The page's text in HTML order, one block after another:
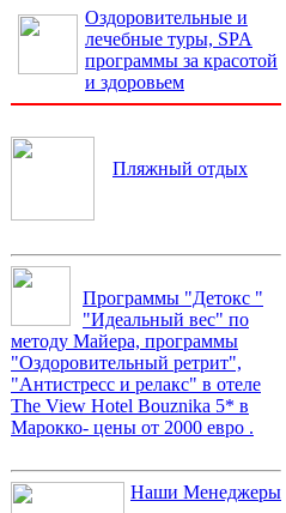
Оздоровительные и
лечебные туры, SPA
программы за красотой
и здоровьем
Пляжный отдых
Программы "Детокс "
"Идеальный вес" по
методу Майера, программы
"Оздоровительный ретрит",
"Антистресс и релакс" в отеле
The View Hotel Bouznika 5* в
Марокко- цены от 2000 евро .
Наши Менеджеры